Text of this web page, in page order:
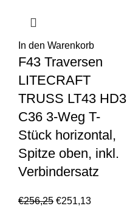
In den Warenkorb
F43 Traversen
LITECRAFT
TRUSS LT43 HD3
C36 3-Weg T-
Stück horizontal,
Spitze oben, inkl.
Verbindersatz
€256,25 €251,13